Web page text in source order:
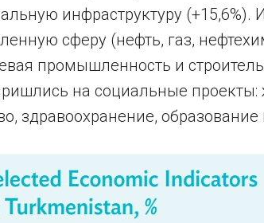
инфраструктуру (+15,6%).
сферу (нефть, газ,
промышленность и
на социальные
здравоохранение,